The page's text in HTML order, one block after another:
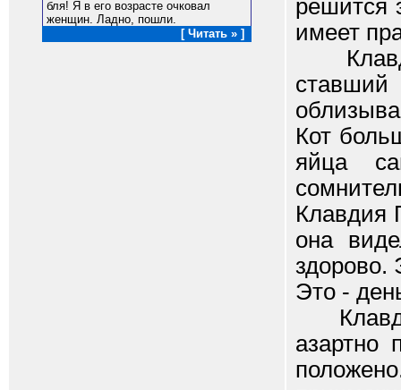
бля! Я в его возрасте очковал
женщин. Ладно, пошли.
[ Читать » ]
решится
имеет
Кот
яйца
Клавдия
она
здорово.
Это -
азартно